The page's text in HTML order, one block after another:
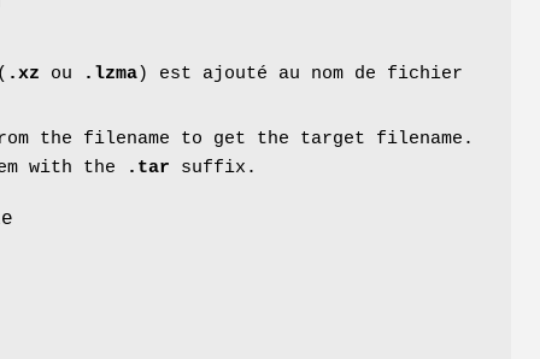
.xz ou .lzma) est ajouté au nom de fichier
the filename to get the target filename.
with the .tar suffix.